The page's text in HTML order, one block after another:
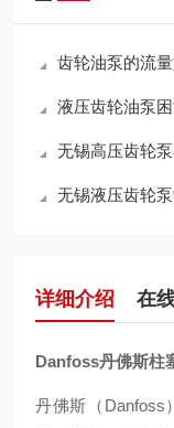
齿轮油泵的流
液压齿轮油泵
无锡高压齿轮
无锡液压齿轮泵
详细介绍 在
Danfoss丹佛斯柱
丹佛斯（Danfoss